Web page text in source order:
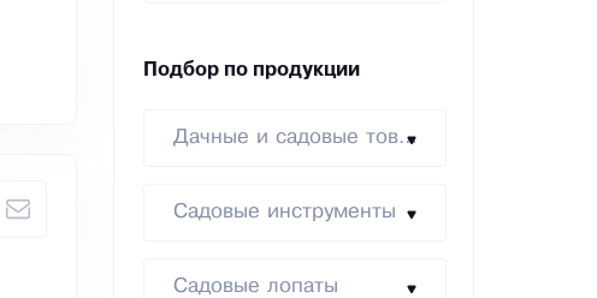
Подбор по продукции
Дачные и садовые товары
Садовые инструменты
Садовые лопаты